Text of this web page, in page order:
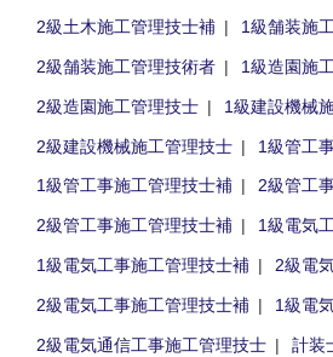
2級土木施工管理技士補
1級舗装施
2級舗装施工管理技術者
1級造園施
2級造園施工管理技士
1級建設機械
2級建設機械施工管理技士
1級管工
1級管工事施工管理技士補
2級管工
2級管工事施工管理技士補
1級電気
1級電気工事施工管理技士補
2級電
2級電気工事施工管理技士補
1級電
2級電気通信工事施工管理技士
計装